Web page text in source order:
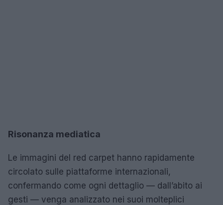
Risonanza mediatica
Le immagini del red carpet hanno rapidamente
circolato sulle piattaforme internazionali,
confermando come ogni dettaglio — dall’abito ai
gesti — venga analizzato nei suoi molteplici